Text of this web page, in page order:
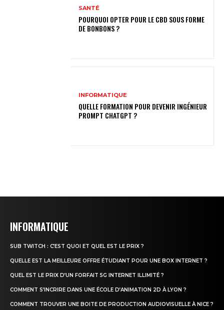
SANTÉ
POURQUOI OPTER POUR LE CBD SOUS FORME
DE BONBONS ?
INFORMATIQUE
QUELLE FORMATION POUR DEVENIR INGÉNIEUR
PROMPT CHATGPT ?
INFORMATIQUE
SUB TWITCH : C’EST QUOI ET QUEL EST LE PRIX ?
QUELLE EST LA MEILLEURE OFFRE ÉTUDIANT POUR UNE BOX INTERNET ?
QUEL EST LE PRIX D’UN FORFAIT 5G INTERNET ILLIMITÉ ?
COMMENT S’INCRIRE DANS UNE ÉCOLE D’ANIMATION 2D À LYON ?
COMMENT TROUVER UNE BOITE DE PRODUCTION AUDIOVISUELLE À NICE ?